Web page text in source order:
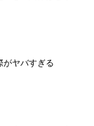
がヤバすぎる